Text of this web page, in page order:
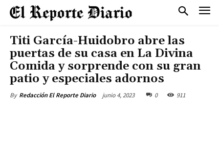
Titi García-Huidobro abre las
puertas de su casa en La Divina
Comida y sorprende con su gran
patio y especiales adornos
By Redacción El Reporte Diario junio 4, 2023 0 911